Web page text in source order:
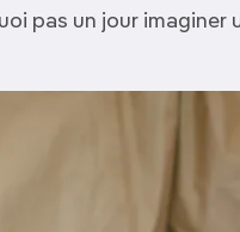
pas un jour imaginer